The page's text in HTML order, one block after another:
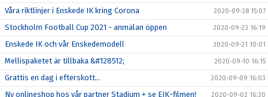
Våra riktlinjer i Enskede IK kring Corona 2020-09-28 15:07
Stockholm Football Cup 2021 - anmälan öppen 2020-09-23 16:19
Enskede IK och vår Enskedemodell 2020-09-21 10:01
Mellispaketet är tillbaka &#128512; 2020-09-10 16:15
Grattis en dag i efterskott... 2020-09-09 16:03
Ny onlineshop hos vår partner Stadium + se EIK-filmen! 2020-09-02 16:30